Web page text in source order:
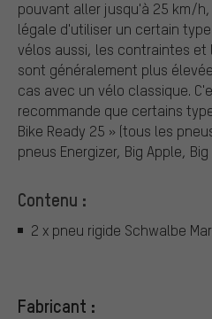
pouvant aller jusqu'à 25 km/
légale d'utiliser un certain
vélos aussi, les contraintes et
sont généralement plus
cas avec un vélo classique.
recommande que certains
Bike Ready 25 » (tous les
pneus Energizer, Big Apple,
Contenu :
2 x pneu rigide Schwalbe
Fabricant :